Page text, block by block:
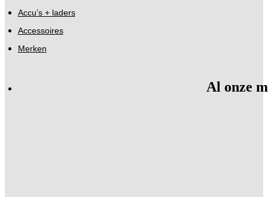
Accu’s + laders
Accessoires
Merken
Al onze